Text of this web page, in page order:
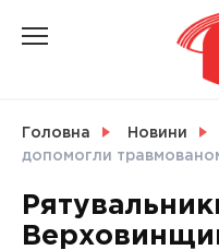
Головна Новини
допомогли